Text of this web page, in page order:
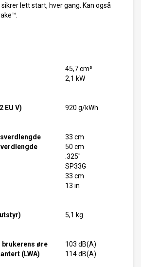
lett start, hver gang. Kan også
45,7 cm³
2,1 kW
EU V)
920 g/kWh
33 cm
50 cm
.325"
SP33G
33 cm
13 in
5,1 kg
brukerens øre
103 dB(A)
(LWA)
114 dB(A)